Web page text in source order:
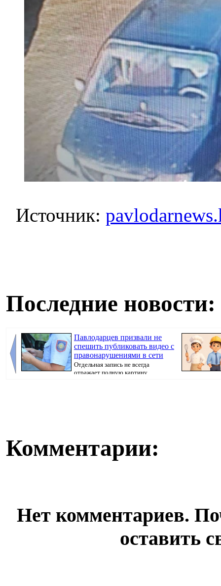
Источник:
Последние новости:
Павлодарцев призвали не
спешить публиковать видео с
правонарушениями в сети
Отдельная запись не всегда
отражает полную картину
Комментарии:
Нет комментариев.
оставить